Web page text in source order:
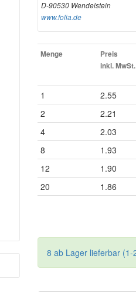
D-90530 Wendelstein
www.folia.de
Menge
Preis
inkl. MwSt.
1 2.55
2 2.21
4 2.03
8 1.93
12 1.90
20 1.86
8 ab Lager lieferbar (1-